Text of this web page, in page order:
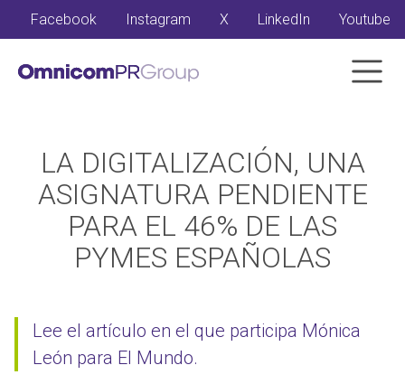
Facebook Instagram X LinkedIn Youtube
LA DIGITALIZACIÓN, UNA
ASIGNATURA PENDIENTE
PARA EL 46% DE LAS
PYMES ESPAÑOLAS
Lee el artículo en el que participa Mónica
León para El Mundo.